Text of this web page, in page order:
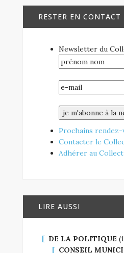
RESTER EN CONTACT
Newsletter du
Prochains rendez-
Contacter le
Adhérer au
LIRE AUSSI
DE LA POLITIQUE
CONSEIL